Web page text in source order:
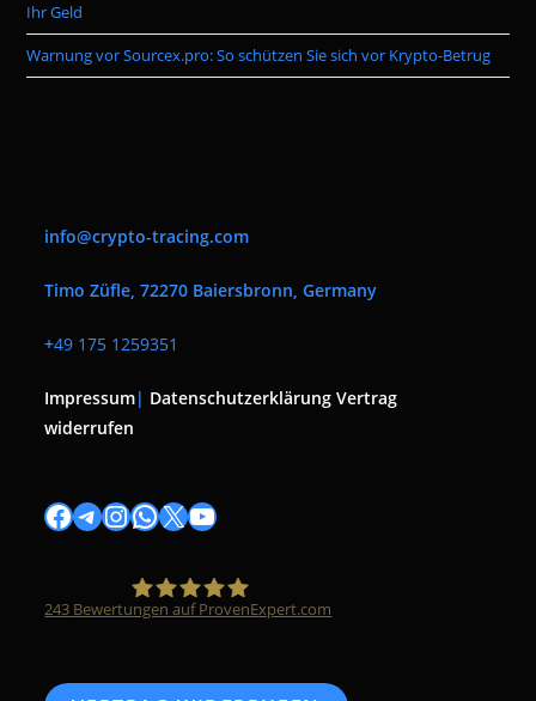
Ihr Geld
Warnung vor Sourcex.pro: So schützen Sie sich vor Krypto-Betrug
info@crypto-tracing.com
Timo Züfle, 72270 Baiersbronn, Germany
+49 175 1259351
Impressum| Datenschutzerklärung Vertrag
widerrufen
Facebook
Telegram
Instagram
WhatsApp
X YouTube
243 Bewertungen auf ProvenExpert.com